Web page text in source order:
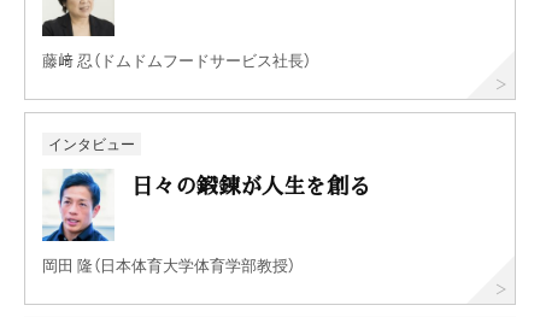
藤﨑 忍（ドムドムフードサービス社長）
インタビュー
日々の鍛錬が人生を創る
岡田 隆（日本体育大学体育学部教授）